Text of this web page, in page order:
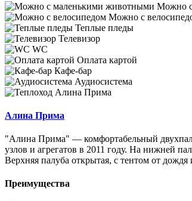
Можно
Можно с
Теплые пледы
Телевизор
WC
Оплата картой
Кафе-бар
Аудиосистема
Алина Прима
"Алина Прима" — комфортабельный
узлов и агрегатов в 2011 году. На нижней
Верхняя палуба открытая, с тентом от
Преимущества